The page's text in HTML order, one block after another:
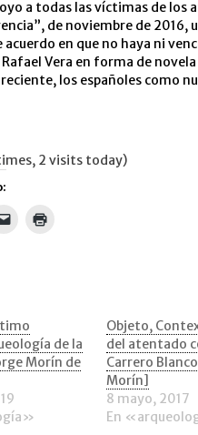
a todas las víctimas de
de noviembre de 2016,
en que no haya ni
Vera en forma de
los españoles como
2 visits today)
a
un
amigo
(Se
abre
una
ventana
nueva)
de la
Morín de
Objeto,
del atentado
Carrero
Morín]
8 mayo, 2017
En